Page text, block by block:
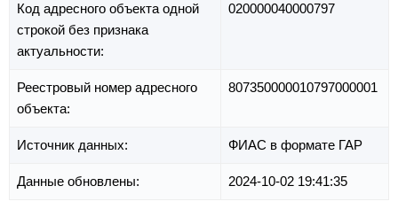
Код адресного объекта одной
строкой без признака
актуальности:
020000040000797
Реестровый номер адресного
объекта:
807350000010797000001
Источник данных: ФИАС в формате ГАР
Данные обновлены: 2024-10-02 19:41:35